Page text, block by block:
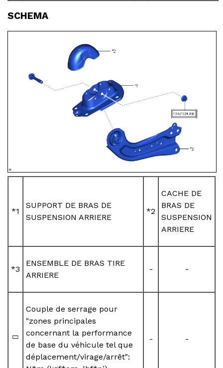
SCHEMA
*1
SUPPORT DE BRAS DE
SUSPENSION ARRIERE
*2
CACHE DE
BRAS DE
SUSPENSION
ARRIERE
*3
ENSEMBLE DE BRAS TIRE
ARRIERE
- -
Couple de serrage pour
"zones principales
concernant la performance
de base du véhicule tel que
déplacement/virage/arrêt":
- -